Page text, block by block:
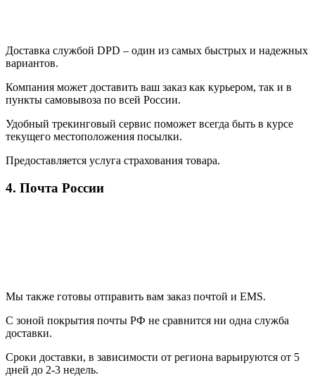
Доставка службой DPD – один из самых быстрых и надежных
вариантов.
Компания может доставить ваш заказ как курьером, так и в
пункты самовывоза по всей России.
Удобный трекинговый сервис поможет всегда быть в курсе
текущего местоположения посылки.
Предоставляется услуга страхования товара.
4. Почта России
Мы также готовы отправить вам заказ почтой и EMS.
С зоной покрытия почты РФ не сравнится ни одна служба
доставки.
Сроки доставки, в зависимости от региона варьируются от 5
дней до 2-3 недель.